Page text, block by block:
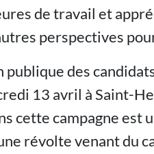
de travail et
perspectives
publique des
13 avril à Saint-
cette campagne est
révolte venant du